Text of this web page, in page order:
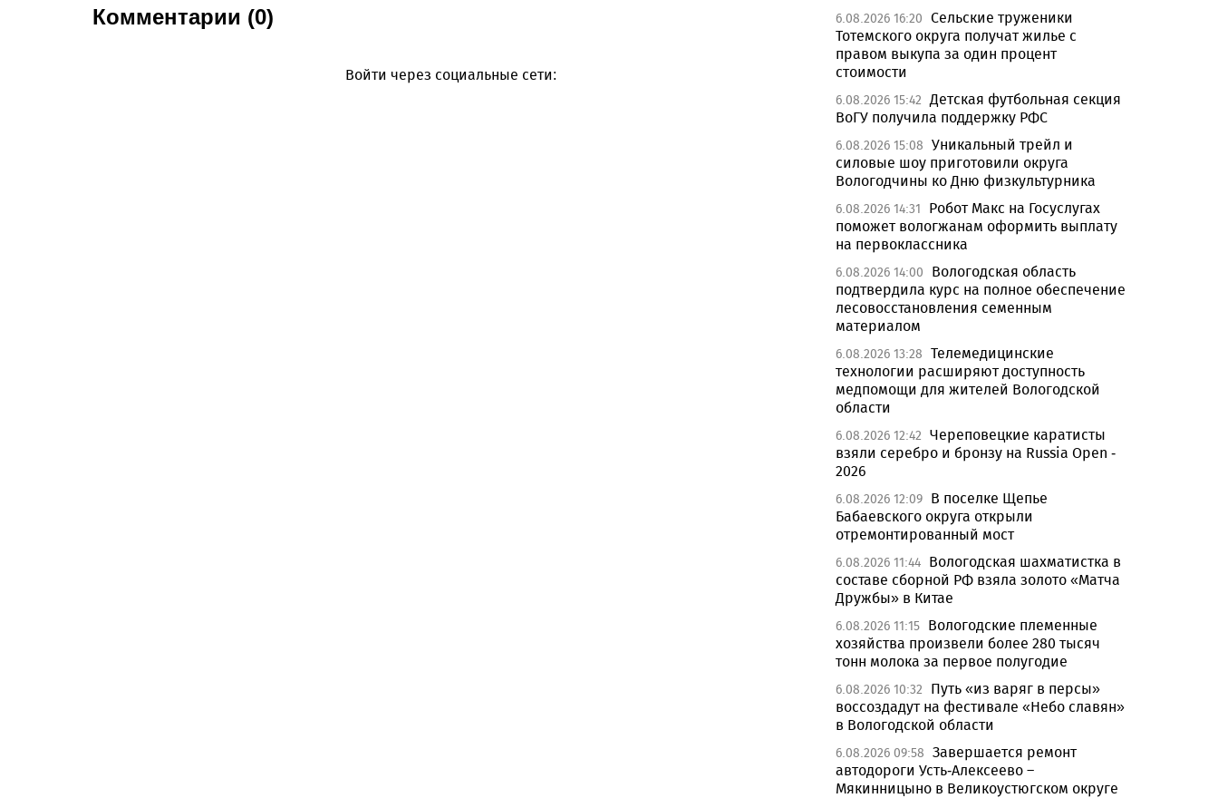
Комментарии (0)
Войти через социальные сети:
6.08.2026 16:20 Сельские труженики
Тотемского округа получат жилье с
правом выкупа за один процент
стоимости
6.08.2026 15:42 Детская футбольная секция
ВоГУ получила поддержку РФС
6.08.2026 15:08 Уникальный трейл и
силовые шоу приготовили округа
Вологодчины ко Дню физкультурника
6.08.2026 14:31
Робот Макс на Госуслугах
поможет вологжанам оформить выплату
на первоклассника
6.08.2026 14:00
Вологодская область
подтвердила курс на полное обеспечение
лесовосстановления семенным
материалом
6.08.2026 13:28 Телемедицинские
технологии расширяют доступность
медпомощи для жителей Вологодской
области
6.08.2026 12:42 Череповецкие каратисты
взяли серебро и бронзу на Russia Open -
2026
6.08.2026 12:09 В поселке Щепье
Бабаевского округа открыли
отремонтированный мост
6.08.2026 11:44 Вологодская шахматистка в
составе сборной РФ взяла золото «Матча
Дружбы» в Китае
6.08.2026 11:15 Вологодские племенные
хозяйства произвели более 280 тысяч
тонн молока за первое полугодие
6.08.2026 10:32
Путь «из варяг в персы»
воссоздадут на фестивале «Небо славян»
в Вологодской области
6.08.2026 09:58 Завершается ремонт
автодороги Усть-Алексеево –
Мякинницыно в Великоустюгском округе